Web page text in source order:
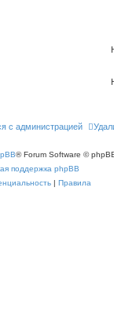
с администрацией
® Forum Software ©
поддержка phpBB
| Правила